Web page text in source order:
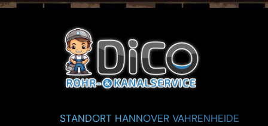
STANDORT HANNOVER VAHRENHEIDE